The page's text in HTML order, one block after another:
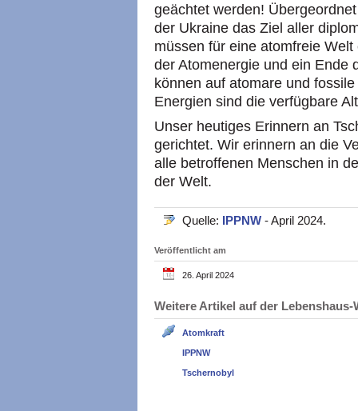
geächtet werden!
der Ukraine das Ziel aller
müssen für eine atomfreie
der Atomenergie und ein Ende
können auf atomare und
Energien sind die verfügbare
Unser heutiges Erinnern an
gerichtet. Wir erinnern an die
alle betroffenen Menschen in
der Welt.
Quelle: IPPNW - April 2024.
Veröffentlicht am
26. April 2024
Weitere Artikel auf der
Atomkraft
IPPNW
Tschernobyl